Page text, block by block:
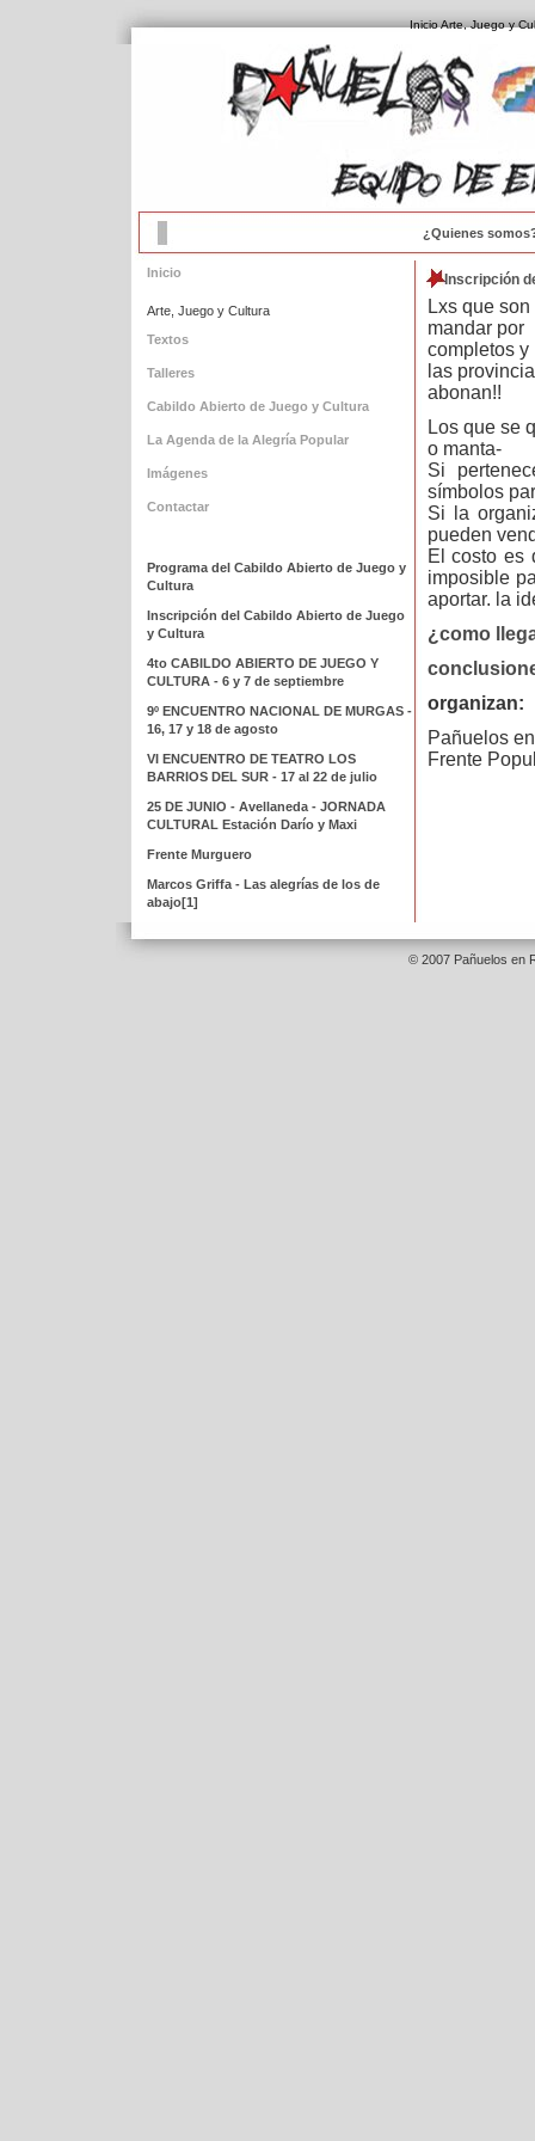
InicioArte, Juego y
¿Quienes
Inicio
Arte, Juego y Cultura
Textos
Talleres
Cabildo Abierto de Juego y Cultura
La Agenda de la Alegría Popular
Imágenes
Contactar
Programa del Cabildo Abierto de Juego y
Cultura
Inscripción del Cabildo Abierto de Juego
y Cultura
4to CABILDO ABIERTO DE JUEGO Y
CULTURA - 6 y 7 de septiembre
9º ENCUENTRO NACIONAL DE MURGAS -
16, 17 y 18 de agosto
VI ENCUENTRO DE TEATRO LOS
BARRIOS DEL SUR - 17 al 22 de julio
25 DE JUNIO - Avellaneda - JORNADA
CULTURAL Estación Darío y Maxi
Frente Murguero
Marcos Griffa - Las alegrías de los de
abajo[1]
Inscripción
Lxs que
mandar por
completos
las
abonan!!
Los que se
o manta-
Si
símbolos
Si la
pueden
El costo es
imposible
aportar. la
¿como
organizan:
Pañuelos
Frente
© 2007 Pañuelos en